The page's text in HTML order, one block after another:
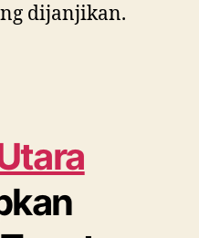
dijanjikan.